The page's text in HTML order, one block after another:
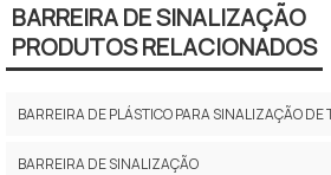
BARREIRA DE SINALIZAÇÃO
PRODUTOS RELACIONADOS
BARREIRA DE PLÁSTICO PARA SINALIZAÇÃO DE
BARREIRA DE SINALIZAÇÃO